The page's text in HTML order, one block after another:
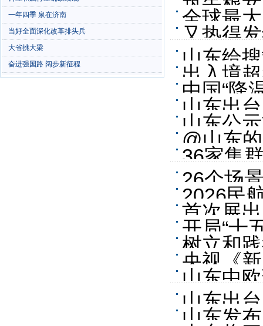
全球最
又热得
山东给
出入境
中国“降
山东出
山东公
景布局
@山东
36家集
26个场
2026民
首次展
开局“十
开氧化
树立和
央视《
装备 促
山东中
海
山东出
山东发
一年四季 泉在济南
当好全面深化改革排头兵
大省挑大梁
奋进强国路 阔步新征程